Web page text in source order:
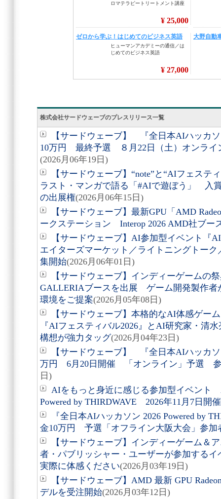
株式会社サードウェーブのプレスリリース一覧
【サードウェーブ】 『全日本AIハッカ
10万円 最終予選 ８月22日（土）オンラ
(2026月06年19日)
【サードウェーブ】“note”と“AIフェス
ラスト・マンガで語る「#AIで遊ぼう」 入
の出展権(2026月06年15日)
【サードウェーブ】最新GPU「AMD
ークステーション Interop 2026 AMD社ブー
【サードウェーブ】AI参加型イベント『
エイターズマーケット／ライトニングトー
集開始(2026月06年01日)
【サードウェーブ】インディーゲームの
GALLERIAブースを出展 ゲーム開発製作者
環境をご提案(2026月05年08日)
【サードウェーブ】本格的なAI体感ゲ
『AIフェスティバル2026』とAI研究家・清
構想が強力タッグ(2026月04年23日)
【サードウェーブ】 『全日本AIハッカ
万円 6月20日開催 「オンライン」予選 参
日)
AIをもっと身近に感じる参加型イベント
Powered by THIRDWAVE 2026年11月7日開
『全日本AIハッカソン 2026 Powered by
金10万円 予選「オフライン大阪大会」参加
【サードウェーブ】インディーゲーム＆
者・パブリッシャー・ユーザーが参加する
実際に体感ください(2026月03年19日)
【サードウェーブ】AMD 最新 GPU
デルを受注開始(2026月03年12日)